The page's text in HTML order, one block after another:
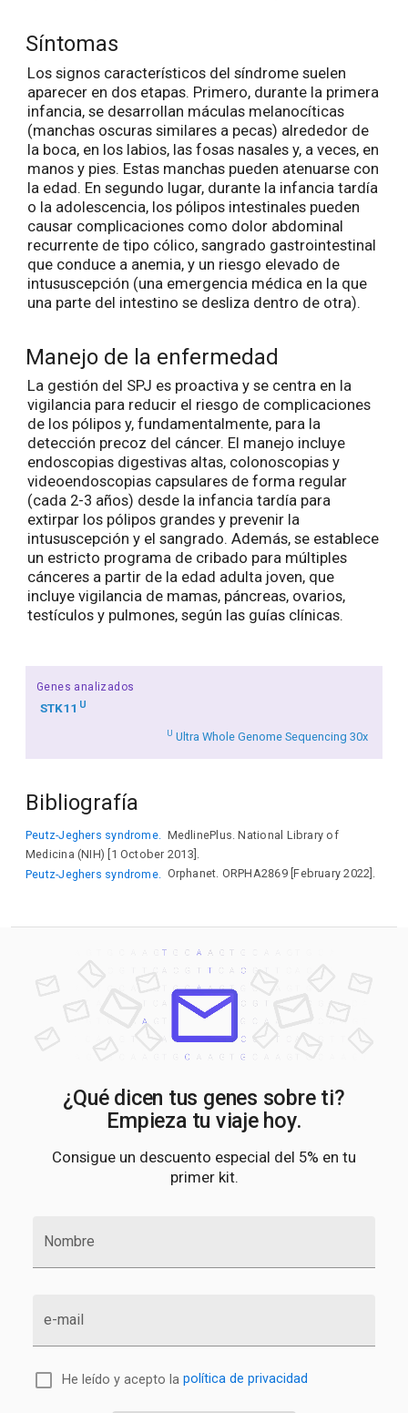
Síntomas
Los signos característicos del síndrome suelen
aparecer en dos etapas. Primero, durante la primera
infancia, se desarrollan máculas melanocíticas
(manchas oscuras similares a pecas) alrededor de
la boca, en los labios, las fosas nasales y, a veces, en
manos y pies. Estas manchas pueden atenuarse con
la edad. En segundo lugar, durante la infancia tardía
o la adolescencia, los pólipos intestinales pueden
causar complicaciones como dolor abdominal
recurrente de tipo cólico, sangrado gastrointestinal
que conduce a anemia, y un riesgo elevado de
intususcepción (una emergencia médica en la que
una parte del intestino se desliza dentro de otra).
Manejo de la enfermedad
La gestión del SPJ es proactiva y se centra en la
vigilancia para reducir el riesgo de complicaciones
de los pólipos y, fundamentalmente, para la
detección precoz del cáncer. El manejo incluye
endoscopias digestivas altas, colonoscopias y
videoendoscopias capsulares de forma regular
(cada 2-3 años) desde la infancia tardía para
extirpar los pólipos grandes y prevenir la
intususcepción y el sangrado. Además, se establece
un estricto programa de cribado para múltiples
cánceres a partir de la edad adulta joven, que
incluye vigilancia de mamas, páncreas, ovarios,
testículos y pulmones, según las guías clínicas.
Genes analizados
STK11 U
U Ultra Whole Genome Sequencing 30x
Bibliografía
Peutz-Jeghers syndrome. MedlinePlus. National Library of
Medicina (NIH) [1 October 2013].
Peutz-Jeghers syndrome.
Orphanet. ORPHA2869 [February 2022].
¿Qué dicen tus genes sobre ti?
Empieza tu viaje hoy.
Consigue un descuento especial del 5% en tu
primer kit.
Nombre
e-mail
He leído y acepto la política de privacidad